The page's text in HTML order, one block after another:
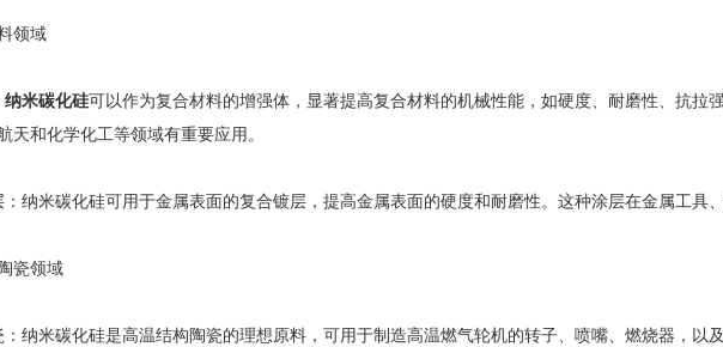
领域
纳米碳化硅可以作为复合材料的增强体，显著提高复合材料的机械性能，如硬度、耐磨性、抗拉
天和化学化工等领域有重要应用。
米碳化硅可用于金属表面的复合镀层，提高金属表面的硬度和耐磨性。这种涂层在金属工具、
瓷领域
米碳化硅是高温结构陶瓷的理想原料，可用于制造高温燃气轮机的转子、喷嘴、燃烧器，以及